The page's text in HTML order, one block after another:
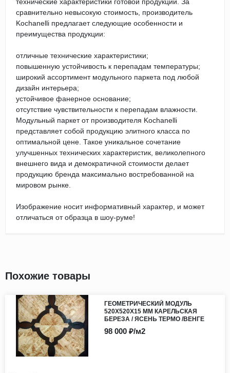
технические характеристики готовой продукции. За
сравнительно невысокую стоимость, производитель
Kochanelli предлагает следующие особенности и
преимущества продукции:
отличные технические характеристики;
повышенную устойчивость к перепадам температуры;
широкий ассортимент модульного паркета под любой
дизайн интерьера;
устойчивое фанерное основание;
отсутствие чувствительности к перепадам влажности.
Модульный паркет от производителя Kochanelli
представляет собой продукцию элитного класса по
оптимальной цене. Такое уникальное сочетание
улучшенных технических характеристик, великолепного
внешнего вида и демократичной стоимости делает
продукцию бренда максимально востребованной на
мировом рынке.
Изображение носит информативный характер, и может
отличаться от образца в шоу-руме!
Похожие товары
ГЕОМЕТРИЧЕСКИЙ МОДУЛЬ
520Х520Х15 ММ КАРЕЛЬСКАЯ
БЕРЕЗА / ЯСЕНЬ ТЕРМО /ВЕНГЕ
98 000 ₽/м2